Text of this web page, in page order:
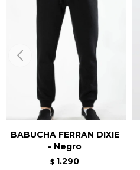
BABUCHA FERRAN DIXIE
- Negro
$ 1.290